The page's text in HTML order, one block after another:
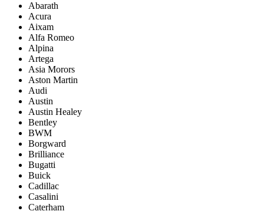
Abarath
Acura
Aixam
Alfa Romeo
Alpina
Artega
Asia Morors
Aston Martin
Audi
Austin
Austin Healey
Bentley
BWM
Borgward
Brilliance
Bugatti
Buick
Cadillac
Casalini
Caterham